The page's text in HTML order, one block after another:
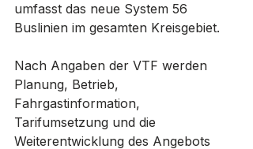
umfasst das neue System 56
Buslinien im gesamten Kreisgebiet.
Nach Angaben der VTF werden
Planung, Betrieb,
Fahrgastinformation,
Tarifumsetzung und die
Weiterentwicklung des Angebots